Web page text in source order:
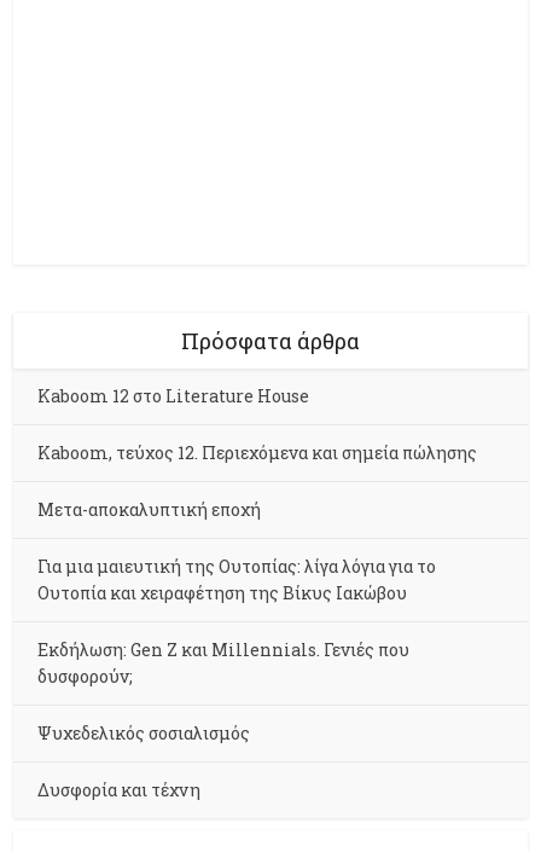
Πρόσφατα άρθρα
Kaboom 12 στο Literature House
Kaboom, τεύχος 12. Περιεχόμενα και σημεία πώλησης
Μετα-αποκαλυπτική εποχή
Για μια μαιευτική της Ουτοπίας: λίγα λόγια για το
Ουτοπία και χειραφέτηση της Βίκυς Ιακώβου
Εκδήλωση: Gen Z και Millennials. Γενιές που
δυσφορούν;
Ψυχεδελικός σοσιαλισμός
Δυσφορία και τέχνη